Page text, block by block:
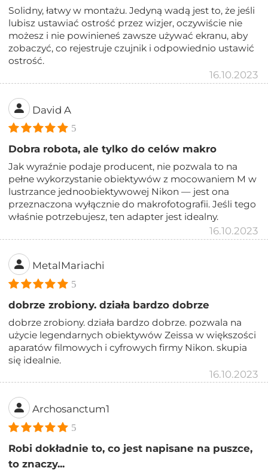
Solidny, łatwy w montażu. Jedyną wadą jest to, że jeśli
lubisz ustawiać ostrość przez wizjer, oczywiście nie
możesz i nie powinieneś zawsze używać ekranu, aby
zobaczyć, co rejestruje czujnik i odpowiednio ustawić
ostrość.
16.10.2023
David A
5
Dobra robota, ale tylko do celów makro
Jak wyraźnie podaje producent, nie pozwala to na
pełne wykorzystanie obiektywów z mocowaniem M w
lustrzance jednoobiektywowej Nikon — jest ona
przeznaczona wyłącznie do makrofotografii. Jeśli tego
właśnie potrzebujesz, ten adapter jest idealny.
16.10.2023
MetalMariachi
5
dobrze zrobiony. działa bardzo dobrze
dobrze zrobiony. działa bardzo dobrze. pozwala na
użycie legendarnych obiektywów Zeissa w większości
aparatów filmowych i cyfrowych firmy Nikon. skupia
się idealnie.
16.10.2023
Archosanctum1
5
Robi dokładnie to, co jest napisane na puszce,
to znaczy...